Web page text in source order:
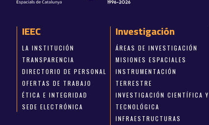
IEEC
LA INSTITUCIÓN
TRANSPARENCIA
DIRECTORIO DE PERSONAL
OFERTAS DE TRABAJO
ÉTICA E INTEGRIDAD
SEDE ELECTRÓNICA
Investigación
ÁREAS DE INVESTIGACIÓN
MISIONES ESPACIALES
INSTRUMENTACIÓN
TERRESTRE
INVESTIGACIÓN CIENTÍFICA Y
TECNOLÓGICA
INFRAESTRUCTURAS